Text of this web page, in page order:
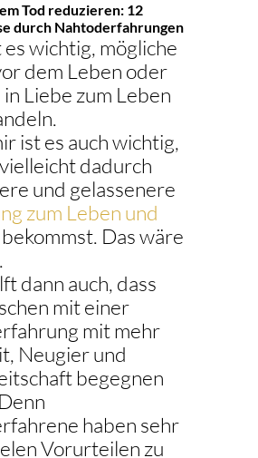
Tod reduzieren: 12
durch Nahtoderfahrungen
wichtig, mögliche
dem Leben oder
Liebe zum Leben
ist es auch wichtig,
dadurch
und gelassenere
zum Leben und
bekommst. Das wäre
dann auch, dass
mit einer
mit mehr
Neugier und
begegnen
haben sehr
Vorurteilen zu